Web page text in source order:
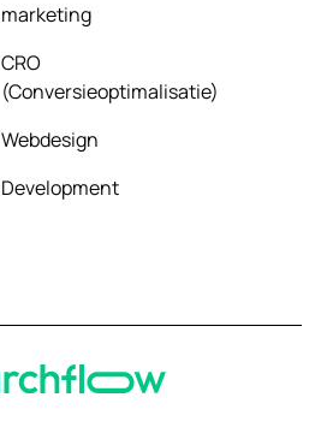
marketing
CRO
(Conversieoptimalisatie)
Webdesign
Development